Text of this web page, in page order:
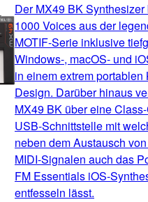
Der MX49 BK
1000 Voices aus der
MOTIF-Serie inklusive
Windows-, macOS- und
in einem extrem portablen
Design. Darüber hinaus
MX49 BK über eine
USB-Schnittstelle mit
neben dem Austausch
MIDI-Signalen auch das
FM Essentials iOS-
entfesseln lässt.